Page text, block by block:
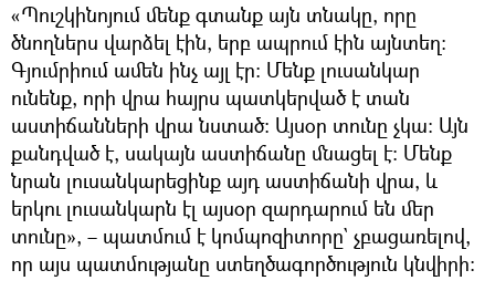
«Պուշկինոյում մենք գտանք այն տնակը, որը
ծնողներս վարձել էին, երբ ապրում էին այնտեղ։
Գյումրիում ամեն ինչ այլ էր։ Մենք լուսանկար
ունենք, որի վրա հայրս պատկերված է տան
աստիճանների վրա նստած։ Այսօր տունը չկա։ Այն
քանդված է, սակայն աստիճանը մնացել է։ Մենք
նրան լուսանկարեցինք այդ աստիճանի վրա, և
երկու լուսանկարն էլ այսօր զարդարում են մեր
տունը», – պատմում է կոմպոզիտորը` չբացառելով,
որ այս պատմությանը ստեղծագործություն կնվիրի։